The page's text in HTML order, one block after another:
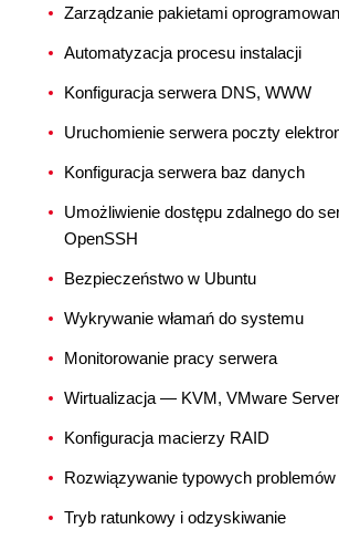
Zarządzanie pakietami
Automatyzacja procesu instalacji
Konfiguracja serwera DNS, WWW
Uruchomienie serwera poczty
Konfiguracja serwera baz danych
Umożliwienie dostępu zdalnego do
OpenSSH
Bezpieczeństwo w Ubuntu
Wykrywanie włamań do systemu
Monitorowanie pracy serwera
Wirtualizacja — KVM, VMware Server
Konfiguracja macierzy RAID
Rozwiązywanie typowych problemów
Tryb ratunkowy i odzyskiwanie